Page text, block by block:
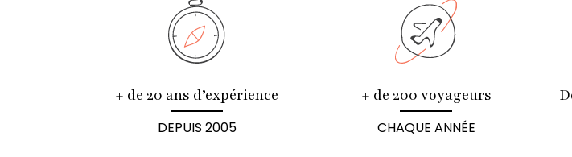
+ de 20 ans d’expérience
DEPUIS 2005
+ de 200 voyageurs
CHAQUE ANNÉE